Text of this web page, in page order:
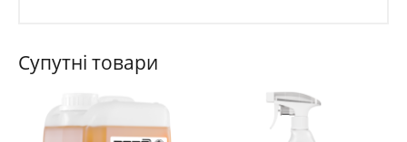
Супутні товари